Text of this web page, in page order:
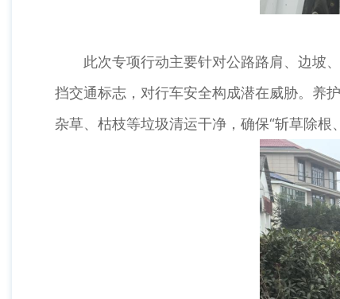
此次专项行动主要针对公路路肩、边坡、
挡交通标志，对行车安全构成潜在威胁。养
杂草、枯枝等垃圾清运干净，确保“斩草除根